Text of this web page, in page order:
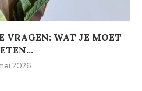
VRAGEN: WAT JE MOET
2026